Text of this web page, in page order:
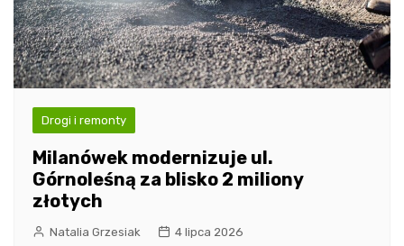
Drogi i remonty
Milanówek modernizuje ul.
Górnoleśną za blisko 2 miliony
złotych
Natalia Grzesiak 4 lipca 2026